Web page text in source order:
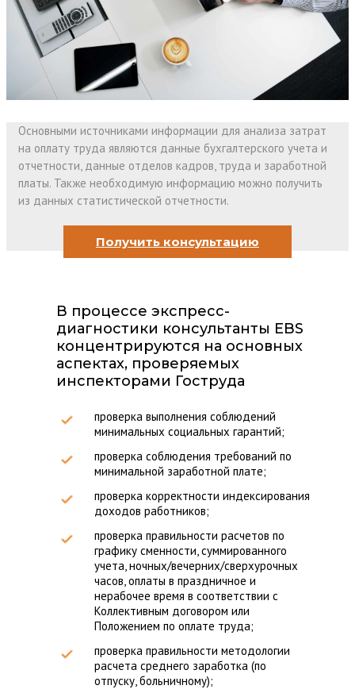
Основными источниками информации для анализа затрат
на оплату труда являются данные бухгалтерского учета и
отчетности, данные отделов кадров, труда и заработной
платы. Также необходимую информацию можно получить
из данных статистической отчетности.
Получить консультацию
В процессе экспресс-
диагностики консультанты EBS
концентрируются на основных
аспектах, проверяемых
инспекторами Гоструда
проверка выполнения соблюдений
минимальных социальных гарантий;
проверка соблюдения требований по
минимальной заработной плате;
проверка корректности индексирования
доходов работников;
проверка правильности расчетов по
графику сменности, суммированного
учета, ночных/вечерних/сверхурочных
часов, оплаты в праздничное и
нерабочее время в соответствии с
Коллективным договором или
Положением по оплате труда;
проверка правильности методологии
расчета среднего заработка (по
отпуску, больничному);